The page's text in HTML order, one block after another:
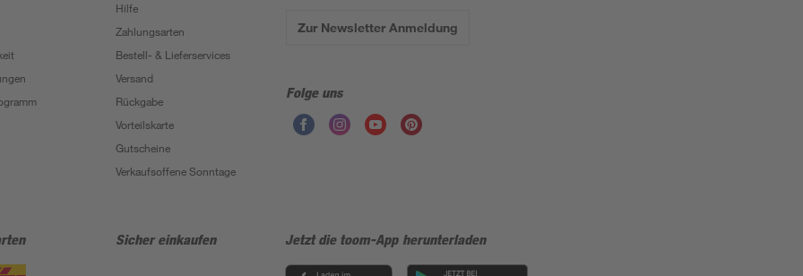
Hilfe
Zahlungsarten
Bestell- & Lieferservices
Versand
Rückgabe
Vorteilskarte
Gutscheine
Verkaufsoffene Sonntage
Zur Newsletter Anmeldung
Folge uns
Sicher einkaufen Jetzt die toom-App herunterladen